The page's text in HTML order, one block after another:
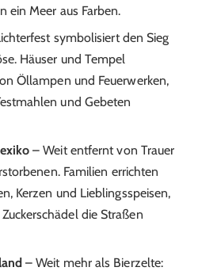
ein Meer aus Farben.
symbolisiert den Sieg
Häuser und Tempel
Öllampen und Feuerwerken,
und Gebeten
– Weit entfernt von Trauer
Familien errichten
Kerzen und Lieblingsspeisen,
die Straßen
– Weit mehr als Bierzelte: